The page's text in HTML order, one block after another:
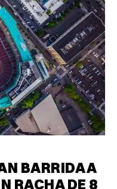
BARRIDA A
RACHA DE 8